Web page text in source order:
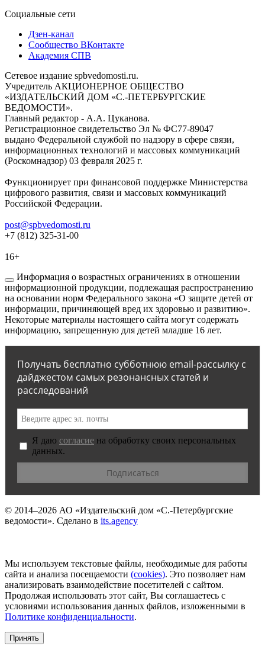
Социальные сети
Дзен-канал
Сообщество ВКонтакте
Академия СПВ
Сетевое издание spbvedomosti.ru.
Учредитель АКЦИОНЕРНОЕ ОБЩЕСТВО
«ИЗДАТЕЛЬСКИЙ ДОМ «С.-ПЕТЕРБУРГСКИЕ
ВЕДОМОСТИ».
Главный редактор - А.А. Цуканова.
Регистрационное свидетельство Эл № ФС77-89047
выдано Федеральной службой по надзору в сфере связи,
информационных технологий и массовых коммуникаций
(Роскомнадзор) 03 февраля 2025 г.
Функционирует при финансовой поддержке Министерства
цифрового развития, связи и массовых коммуникаций
Российской Федерации.
post@spbvedomosti.ru
+7 (812) 325-31-00
16+
Информация о возрастных ограничениях в отношении
информационной продукции, подлежащая распространению
на основании норм Федерального закона «О защите детей от
информации, причиняющей вред их здоровью и развитию».
Некоторые материалы настоящего сайта могут содержать
информацию, запрещенную для детей младше 16 лет.
Получать бесплатно субботнюю email-рассылку с
дайджестом самых резонансных статей и
расследований
Я даю согласие на обработку своих персональных
данных.
© 2014–2026 АО «Издательский дом «С.-Петербургские
ведомости». Сделано в its.agency
Мы используем текстовые файлы, необходимые для работы
сайта и анализа посещаемости (сookies). Это позволяет нам
анализировать взаимодействие посетителей с сайтом.
Продолжая использовать этот сайт, Вы соглашаетесь с
условиями использования данных файлов, изложенными в
Политике конфиденциальности.
Принять